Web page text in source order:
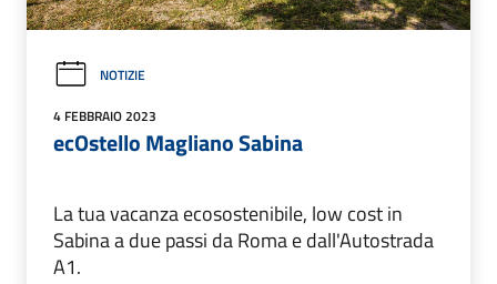
NOTIZIE
4 FEBBRAIO 2023
ecOstello Magliano Sabina
La tua vacanza ecosostenibile, low cost in
Sabina a due passi da Roma e dall'Autostrada
A1.